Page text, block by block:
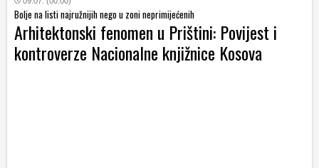
Bolje na listi najružnijih nego u zoni neprimijećenih
Arhitektonski fenomen u Prištini: Povijest i
kontroverze Nacionalne knjižnice Kosova